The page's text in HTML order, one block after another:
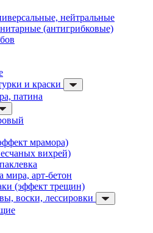
нейтральные
(антигрибковые)
и краски
патина
мрамора)
вихрей)
мира, арт-бетон
(эффект трещин)
воски, лессировки